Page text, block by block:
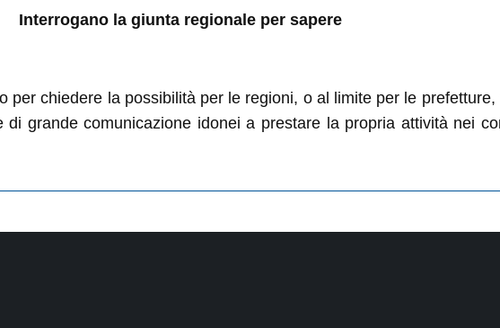
Interrogano la giunta regionale per sapere
per chiedere la possibilità per le regioni, o al limite per le
grande comunicazione idonei a prestare la propria attività nei